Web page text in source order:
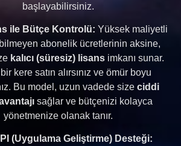
başlayabilirsiniz.
ile Bütçe Kontrolü: Yüksek maliyetli
abonelik ücretlerinin aksine,
kalıcı (süresiz) lisans imkanı sunar.
bir kere satın alırsınız ve ömür boyu
Bu model, uzun vadede size ciddi
sağlar ve bütçenizi kolayca
yönetmenize olanak tanır.
(Uygulama Geliştirme) Desteği: